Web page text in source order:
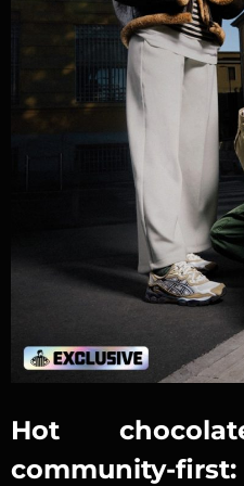
Hot
community-